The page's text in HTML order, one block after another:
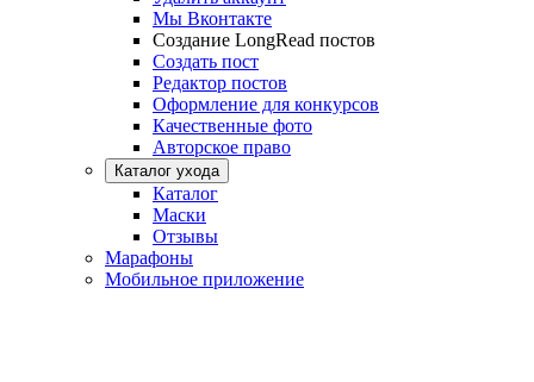
Мы Вконтакте
Создание LongRead постов
Создать пост
Редактор постов
Оформление для конкурсов
Качественные фото
Авторское право
Каталог ухода
Каталог
Маски
Отзывы
Марафоны
Мобильное приложение